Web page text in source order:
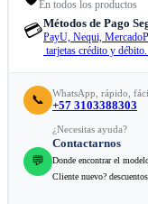
En todos los productos
💳Métodos de Pago
PayU, Nequi,
tarjetas crédito y
📞 WhatsApp, rápido,
+57 3103388303
💬
¿Necesitas ayuda?
Contactarnos
Donde encontrar el
Cliente nuevo?